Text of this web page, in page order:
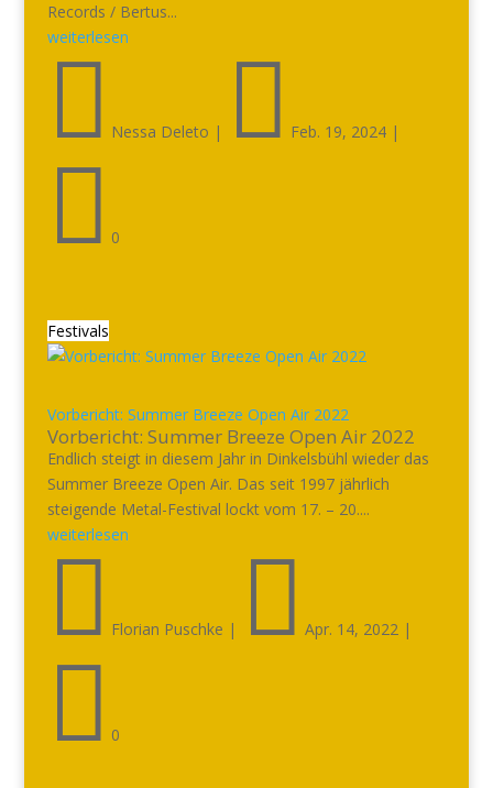
Records / Bertus...
weiterlesen
 Nessa Deleto |  Feb. 19, 2024|
 0
Festivals
Vorbericht: Summer Breeze Open Air 2022
Vorbericht: Summer Breeze Open Air 2022
Endlich steigt in diesem Jahr in Dinkelsbühl wieder das
Summer Breeze Open Air. Das seit 1997 jährlich
steigende Metal-Festival lockt vom 17. – 20....
weiterlesen
 Florian Puschke |  Apr. 14, 2022|
 0